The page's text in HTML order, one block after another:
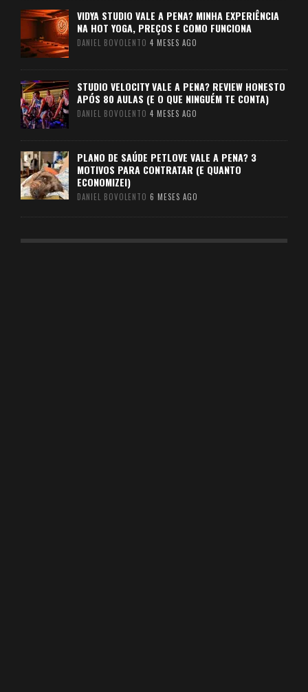
VIDYA STUDIO VALE A PENA? MINHA EXPERIÊNCIA
NA HOT YOGA, PREÇOS E COMO FUNCIONA
DANIEL BOVOLENTO 4 MESES AGO
STUDIO VELOCITY VALE A PENA? REVIEW HONESTO
APÓS 80 AULAS (E O QUE NINGUÉM TE CONTA)
DANIEL BOVOLENTO 4 MESES AGO
PLANO DE SAÚDE PETLOVE VALE A PENA? 3
MOTIVOS PARA CONTRATAR (E QUANTO
ECONOMIZEI)
DANIEL BOVOLENTO 6 MESES AGO